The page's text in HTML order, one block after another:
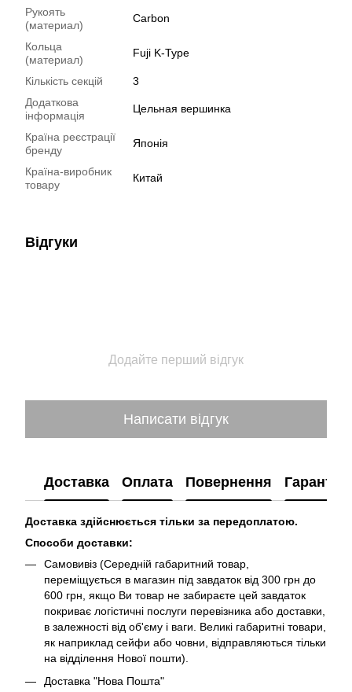
Рукоять
(материал)
Carbon
Кольца
(материал)
Fuji K-Type
Кількість секцій
3
Додаткова
інформація
Цельная вершинка
Країна реєстрації
бренду
Японія
Країна-виробник
товару
Китай
Відгуки
Додайте перший відгук
Написати відгук
Доставка Оплата Повернення Гарантія
Доставка здійснюється тільки за передоплатою.
Способи доставки:
Самовивіз (Середній габаритний товар,
переміщується в магазин під завдаток від 300 грн до
600 грн, якщо Ви товар не забираєте цей завдаток
покриває логістичні послуги перевізника або доставки,
в залежності від об'єму і ваги. Великі габаритні товари,
як наприклад сейфи або човни, відправляються тільки
на відділення Нової пошти).
Доставка "Нова Пошта"